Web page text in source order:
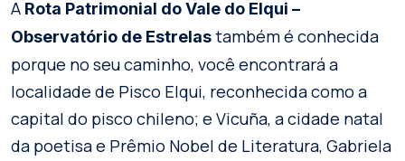
A Rota Patrimonial do Vale do Elqui –
Observatório de Estrelastambém é conhecida
porque no seu caminho, você encontrará a
localidade de Pisco Elqui, reconhecida como a
capital do pisco chileno; e Vicuña, a cidade natal
da poetisa e Prêmio Nobel de Literatura, Gabriela